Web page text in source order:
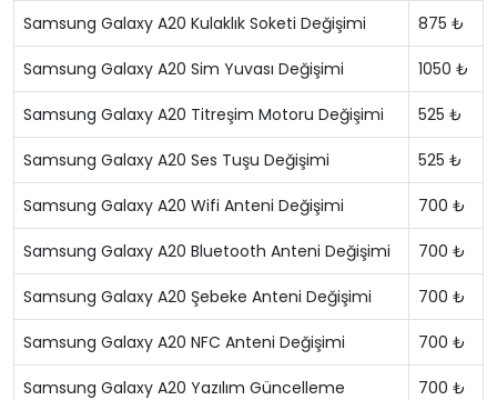
Samsung Galaxy A20 Kulaklık Soketi Değişimi 875 ₺
Samsung Galaxy A20 Sim Yuvası Değişimi 1050 ₺
Samsung Galaxy A20 Titreşim Motoru Değişimi 525 ₺
Samsung Galaxy A20 Ses Tuşu Değişimi 525 ₺
Samsung Galaxy A20 Wifi Anteni Değişimi 700 ₺
Samsung Galaxy A20 Bluetooth Anteni Değişimi 700 ₺
Samsung Galaxy A20 Şebeke Anteni Değişimi 700 ₺
Samsung Galaxy A20 NFC Anteni Değişimi 700 ₺
Samsung Galaxy A20 Yazılım Güncelleme 700 ₺